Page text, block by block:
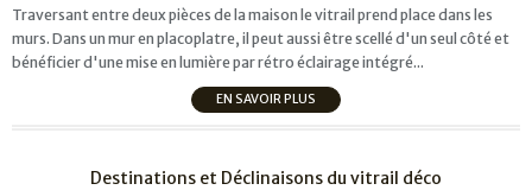
Traversant entre deux pièces de la maison le vitrail prend place dans les
murs. Dans un mur en placoplatre, il peut aussi être scellé d'un seul côté et
bénéficier d'une mise en lumière par rétro éclairage intégré...
EN SAVOIR PLUS
Destinations et Déclinaisons du vitrail déco